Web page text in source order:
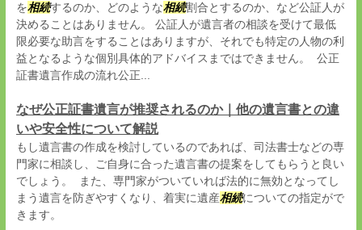
を相続するのか、どのような相続割合とするのか、など公証人が
決めることはありません。 公証人が遺言者の相談を受けて最低
限必要な助言をすることはありますが、それでも特定の人物の利
益となるような個別具体的アドバイスまではできません。 公正
証書遺言作成の流れ公正...
なぜ公正証書遺言が推奨されるのか｜他の遺言書との違
いや安全性について解説
もし遺言書の作成を検討しているのであれば、司法書士などの専
門家に相談し、ご自身に合った遺言書の提案をしてもらうと良い
でしょう。 また、専門家がついていれば法的に無効となってし
まう遺言を防ぎやすくなり、着実に遺産相続についての指定がで
きます。